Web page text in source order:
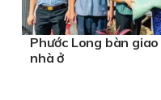
Phước Long bàn
nhà ở